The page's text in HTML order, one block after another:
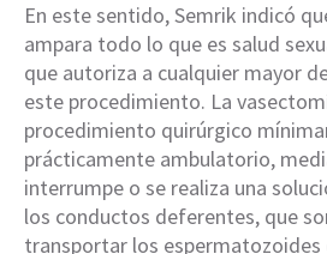
En este sentido, Semrik indicó
ampara todo lo que es salud
que autoriza a cualquier mayor
este procedimiento. La
procedimiento quirúrgico
prácticamente ambulatorio,
interrumpe o se realiza una
los conductos deferentes, que
transportar los